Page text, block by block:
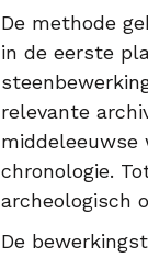
De methode
in de eerste
relevante
middeleeuwse
chronologie.
archeologisch
De